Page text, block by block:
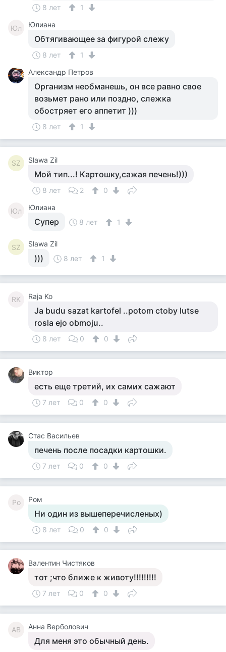
8 лет 1
Юл Юлиана
Обтягивающее за фигурой слежу
8 лет
1
Александр Петров
Организм необманешь, он все равно свое
возьмет рано или поздно, слежка
обостряет его аппетит )))
8 лет 1
SZ Slawa Zil
Мой тип...! Картошку,сажая печень!)))
8 лет 2 0
Юл Юлиана
Супер 8 лет 1
SZ Slawa Zil
))) 8 лет 1
RK Raja Ko
Ja budu sazat kartofel ..potom ctoby lutse
rosla ejo obmoju..
8 лет 0 0
Виктор
есть еще третий, их самих сажают
7 лет 0 0
Стас Васильев
печень после посадки картошки.
7 лет 0 0
Ро Ром
Ни один из вышеперечисленых)
8 лет 0 0
Валентин Чистяков
тот ;что ближе к животу!!!!!!!!!
7 лет 0 0
АВ Анна Верболович
Для меня это обычный день.